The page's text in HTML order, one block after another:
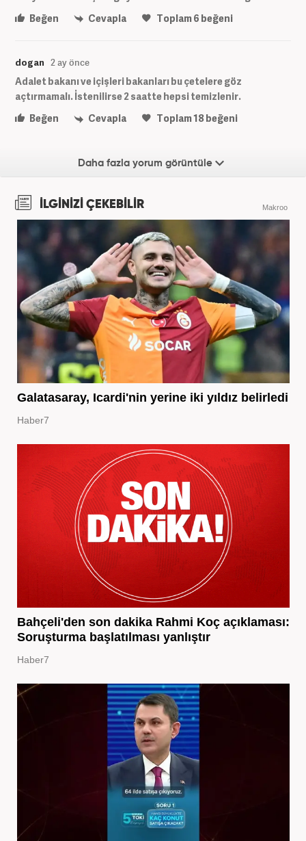
Beğen
Cevapla Toplam6 beğeni
dogan 2 ay önce
Adalet bakanı ve içişleri bakanları bu çetelere göz
açtırmamalı. İstenilirse 2 saatte hepsi temizlenir.
Beğen
Cevapla Toplam18beğeni
Daha fazla yorum görüntüle
İLGİNİZİ ÇEKEBİLİR Makroo
Galatasaray, Icardi'nin yerine iki yıldız belirledi
Haber7
Bahçeli'den son dakika Rahmi Koç açıklaması:
Soruşturma başlatılması yanlıştır
Haber7